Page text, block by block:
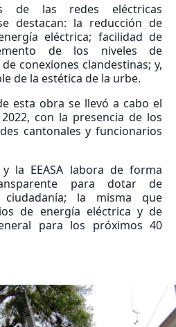
de las redes eléctricas
destacan: la reducción de
eléctrica; facilidad de
de los niveles de
conexiones clandestinas; y,
de la estética de la urbe.
esta obra se llevó a cabo el
con la presencia de los
cantonales y funcionarios
la EEASA labora de forma
para dotar de
la misma que
de energía eléctrica y de
para los próximos 40